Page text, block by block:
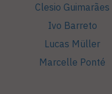
Clesio Guimarães
Ivo Barreto
Lucas Müller
Marcelle Ponté